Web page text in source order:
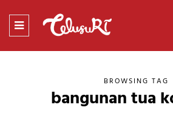
BROWSING TAG
bangunan tua